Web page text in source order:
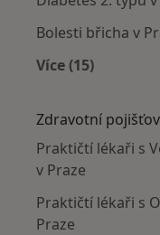
Bolesti břicha v
Více (15)
Zdravotní
Praktičtí lékaři s
v Praze
Praktičtí lékaři s
Praze